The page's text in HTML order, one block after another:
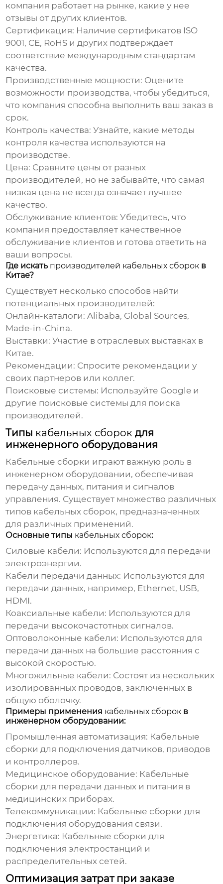
компания работает на рынке, какие у нее
отзывы от других клиентов.
Сертификация: Наличие сертификатов ISO
9001, CE, RoHS и других подтверждает
соответствие международным стандартам
качества.
Производственные мощности: Оцените
возможности производства, чтобы убедиться,
что компания способна выполнить ваш заказ в
срок.
Контроль качества: Узнайте, какие методы
контроля качества используются на
производстве.
Цена: Сравните цены от разных
производителей, но не забывайте, что самая
низкая цена не всегда означает лучшее
качество.
Обслуживание клиентов: Убедитесь, что
компания предоставляет качественное
обслуживание клиентов и готова ответить на
ваши вопросы.
Где искать производителей кабельных сборок в
Китае?
Существует несколько способов найти
потенциальных производителей:
Онлайн-каталоги: Alibaba, Global Sources,
Made-in-China.
Выставки: Участие в отраслевых выставках в
Китае.
Рекомендации: Спросите рекомендации у
своих партнеров или коллег.
Поисковые системы: Используйте Google и
другие поисковые системы для поиска
производителей.
Типы кабельных сборок для
инженерного оборудования
Кабельные сборки играют важную роль в
инженерном оборудовании, обеспечивая
передачу данных, питания и сигналов
управления. Существует множество различных
типов кабельных сборок, предназначенных
для различных применений.
Основные типы кабельных сборок:
Силовые кабели: Используются для передачи
электроэнергии.
Кабели передачи данных: Используются для
передачи данных, например, Ethernet, USB,
HDMI.
Коаксиальные кабели: Используются для
передачи высокочастотных сигналов.
Оптоволоконные кабели: Используются для
передачи данных на большие расстояния с
высокой скоростью.
Многожильные кабели: Состоят из нескольких
изолированных проводов, заключенных в
общую оболочку.
Примеры применения кабельных сборок в
инженерном оборудовании:
Промышленная автоматизация: Кабельные
сборки для подключения датчиков, приводов
и контроллеров.
Медицинское оборудование: Кабельные
сборки для передачи данных и питания в
медицинских приборах.
Телекоммуникации: Кабельные сборки для
подключения оборудования связи.
Энергетика: Кабельные сборки для
подключения электростанций и
распределительных сетей.
Оптимизация затрат при заказе